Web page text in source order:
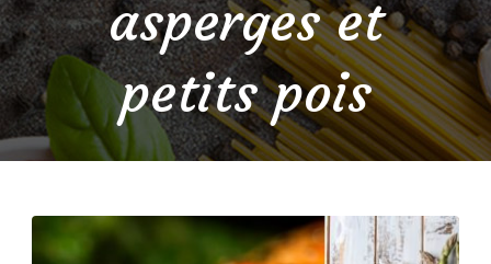
asperges et
petits pois